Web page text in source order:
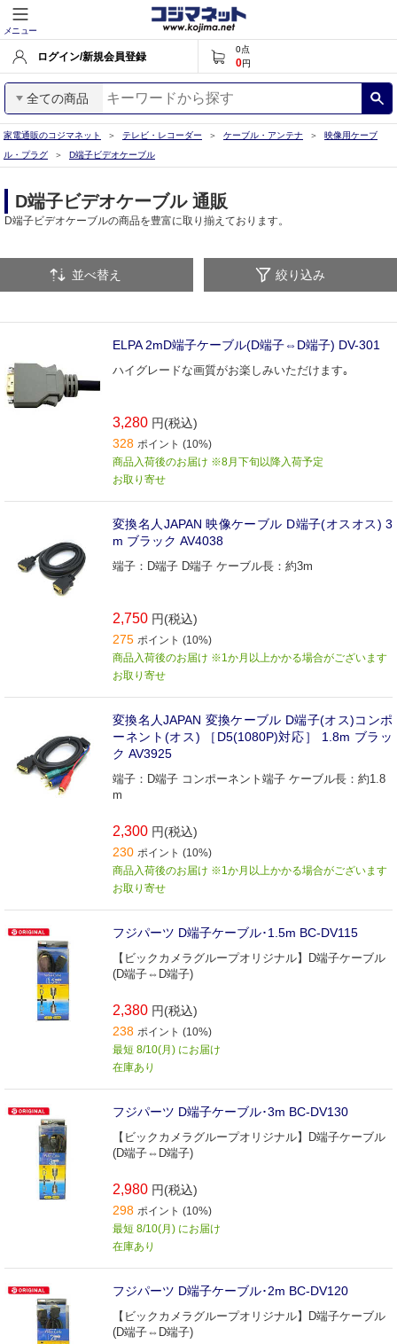
メニュー
ログイン/新規会員登録
0点
0円
全ての商品
家電通販のコジマネット テレビ・レコーダー ケーブル・アンテナ
映像用ケーブ
ル・プラグ
D端子ビデオケーブル
D端子ビデオケーブル 通販
D端子ビデオケーブルの商品を豊富に取り揃えております。
並べ替え 絞り込み
ELPA 2mD端子ケーブル(D端子⇔D端子) DV-301
ハイグレードな画質がお楽しみいただけます｡
3,280 円(税込)
328 ポイント (10%)
商品入荷後のお届け ※8月下旬以降入荷予定
お取り寄せ
変換名人JAPAN 映像ケーブル D端子(オスオス) 3
m ブラック AV4038
端子：D端子 D端子 ケーブル長：約3m
2,750 円(税込)
275 ポイント (10%)
商品入荷後のお届け ※1か月以上かかる場合がございます
お取り寄せ
変換名人JAPAN 変換ケーブル D端子(オス)コンポ
ーネント(オス) ［D5(1080P)対応］ 1.8m ブラッ
ク AV3925
端子：D端子 コンポーネント端子 ケーブル長：約1.8
m
2,300 円(税込)
230 ポイント (10%)
商品入荷後のお届け ※1か月以上かかる場合がございます
お取り寄せ
フジパーツ D端子ケーブル･1.5m BC‐DV115
【ビックカメラグループオリジナル】D端子ケーブル
(D端子⇔D端子)
2,380 円(税込)
238 ポイント (10%)
最短 8/10(月) にお届け
在庫あり
フジパーツ D端子ケーブル･3m BC‐DV130
【ビックカメラグループオリジナル】D端子ケーブル
(D端子⇔D端子)
2,980 円(税込)
298 ポイント (10%)
最短 8/10(月) にお届け
在庫あり
フジパーツ D端子ケーブル･2m BC‐DV120
【ビックカメラグループオリジナル】D端子ケーブル
(D端子⇔D端子)